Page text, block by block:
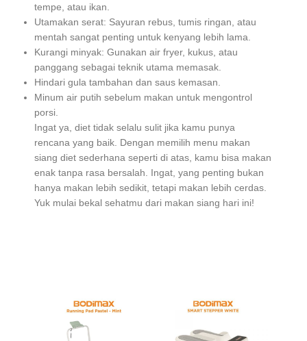
tempe, atau ikan.
Utamakan serat: Sayuran rebus, tumis ringan, atau
mentah sangat penting untuk kenyang lebih lama.
Kurangi minyak: Gunakan air fryer, kukus, atau
panggang sebagai teknik utama memasak.
Hindari gula tambahan dan saus kemasan.
Minum air putih sebelum makan untuk mengontrol
porsi.
Ingat ya, diet tidak selalu sulit jika kamu punya
rencana yang baik. Dengan memilih menu makan
siang diet sederhana seperti di atas, kamu bisa makan
enak tanpa rasa bersalah. Ingat, yang penting bukan
hanya makan lebih sedikit, tetapi makan lebih cerdas.
Yuk mulai bekal sehatmu dari makan siang hari ini!